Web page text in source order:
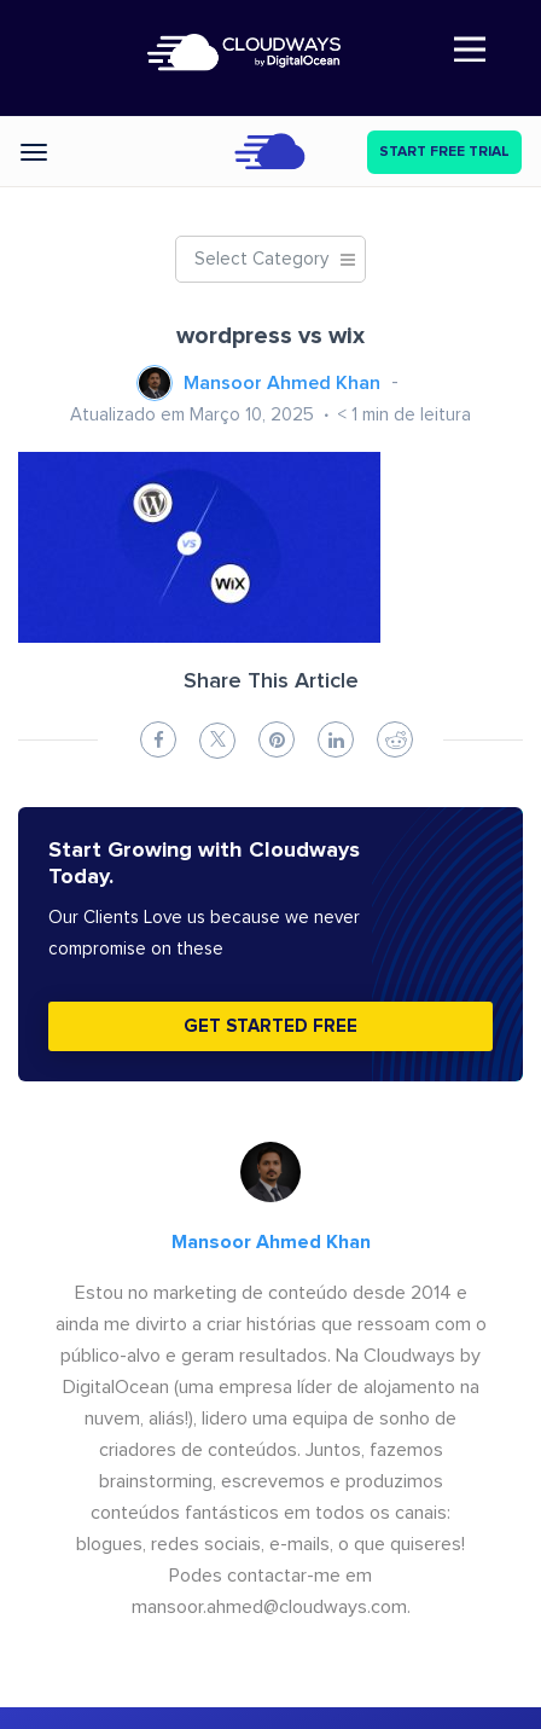
Abre a navegação
Categories START FREE TRIAL
Select Category
wordpress vs wix
Mansoor Ahmed Khan
Atualizado em Março 10, 2025 < 1 min de leitura
Share This Article
Start Growing with Cloudways
Today.
Our Clients Love us because we never
compromise on these
GET STARTED FREE
Mansoor Ahmed Khan
Estou no marketing de conteúdo desde 2014 e
ainda me divirto a criar histórias que ressoam com o
público-alvo e geram resultados. Na Cloudways by
DigitalOcean (uma empresa líder de alojamento na
nuvem, aliás!), lidero uma equipa de sonho de
criadores de conteúdos. Juntos, fazemos
brainstorming, escrevemos e produzimos
conteúdos fantásticos em todos os canais:
blogues, redes sociais, e-mails, o que quiseres!
Podes contactar-me em
mansoor.ahmed@cloudways.com.